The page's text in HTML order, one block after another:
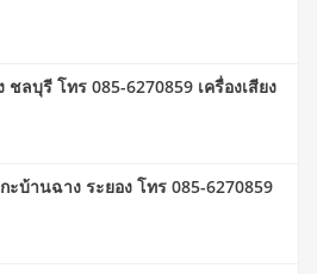
ชลบุรี โทร 085-6270859 เครื่องเสียง
กะบ้านฉาง ระยอง โทร 085-6270859